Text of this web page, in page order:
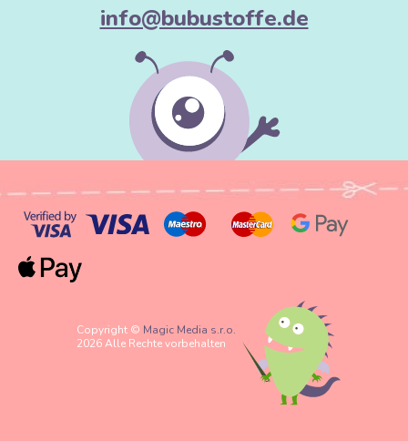
info@bubustoffe.de
Copyright © Magic Media s.r.o.
2026 Alle Rechte vorbehalten